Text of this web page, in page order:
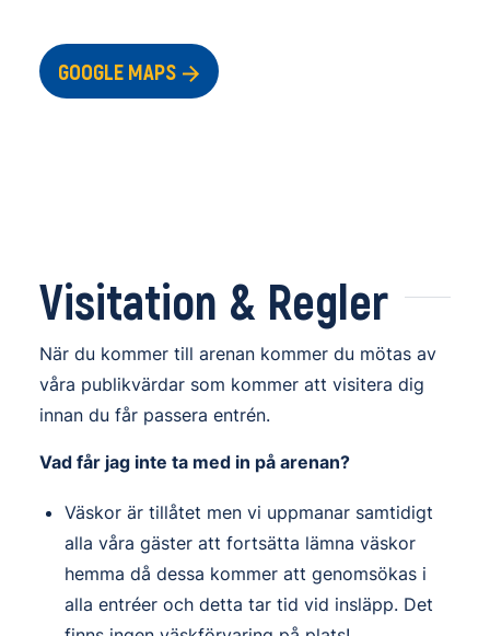
GOOGLE MAPS
Visitation & Regler
När du kommer till arenan kommer du mötas av
våra publikvärdar som kommer att visitera dig
innan du får passera entrén.
Vad får jag inte ta med in på arenan?
Väskor är tillåtet men vi uppmanar samtidigt
alla våra gäster att fortsätta lämna väskor
hemma då dessa kommer att genomsökas i
alla entréer och detta tar tid vid insläpp. Det